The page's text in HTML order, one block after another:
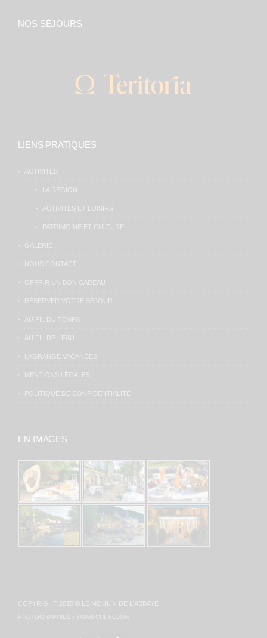
NOS SÉJOURS
LIENS PRATIQUES
ACTIVITÉS
LA RÉGION
ACTIVITÉS ET LOISIRS
PATRIMOINE ET CULTURE
GALERIE
NOUS CONTACT
OFFRIR UN BON CADEAU
RÉSERVER VOTRE SÉJOUR
AU FIL DU TEMPS
AU FIL DE L’EAU
LAGRANGE VACANCES
MENTIONS LÉGALES
POLITIQUE DE CONFIDENTIALITÉ
EN IMAGES
COPYRIGHT 2015 © LE MOULIN DE L'ABBAYE
PHOTOGRAPHIES : YOAN CHEVOJON